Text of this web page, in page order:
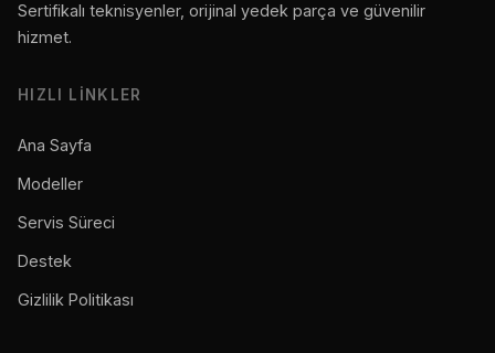
Sertifikalı teknisyenler, orijinal yedek parça ve güvenilir
hizmet.
HIZLI LINKLER
Ana Sayfa
Modeller
Servis Süreci
Destek
Gizlilik Politikası